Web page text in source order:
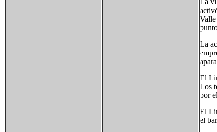
La
Valle
La
El
Los
por
El
el